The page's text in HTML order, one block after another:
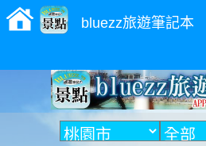
bluezz旅遊筆記本